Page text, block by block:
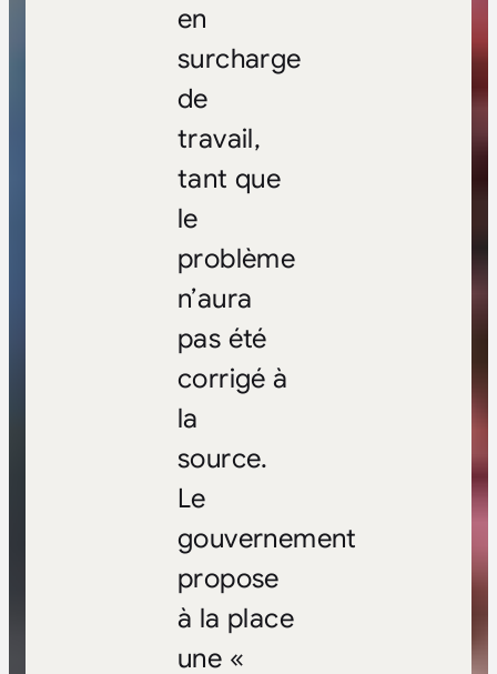
en
surcharge
de
travail,
tant que
le
problème
n’aura
pas été
corrigé à
la
source.
Le
gouvernement
propose
à la place
une «